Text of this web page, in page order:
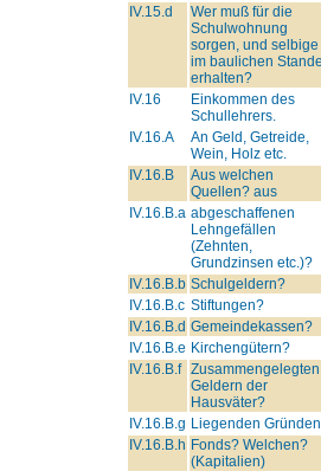
IV.15.d
Wer muß für die
Schulwohnung
sorgen, und selbige
im baulichen
erhalten?
IV.16
Einkommen des
Schullehrers.
IV.16.A
An Geld, Getreide,
Wein, Holz etc.
IV.16.B
Aus welchen
Quellen? aus
IV.16.B.a abgeschaffenen
Lehngefällen
(Zehnten,
Grundzinsen etc.)?
IV.16.B.b Schulgeldern?
IV.16.B.c Stiftungen?
IV.16.B.d Gemeindekassen?
IV.16.B.e Kirchengütern?
IV.16.B.f Zusammengelegten
Geldern der
Hausväter?
IV.16.B.g Liegenden
IV.16.B.h Fonds? Welchen?
(Kapitalien)